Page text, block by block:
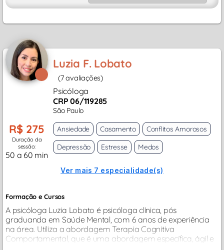
Luzia F. Lobato
(7 avaliações)
Psicóloga
CRP 06/119285
São Paulo
R$ 275
Duração da
sessão:
50 a 60 min
Ansiedade Casamento
Conflitos Amorosos
Depressão
Estresse Medos
Ver mais 7 especialidade(s)
Formação e Cursos
A psicóloga Luzia Lobato é psicóloga clínica, pós
graduanda em Saúde Mental, com 6 anos de experiência
na área. Utiliza a abordagem Terapia Cognitiva
Comportamental, que é uma abordagem específica, ágil e